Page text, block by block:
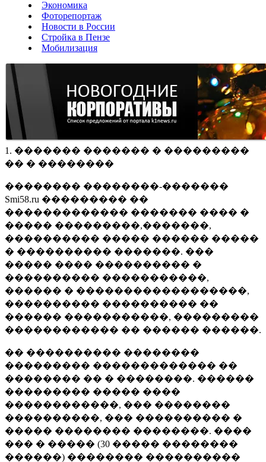
Экономика
Фоторепортаж
Новости в России
Стройка в Пензе
Мобилизация
1. ������� ������� � ���������
�� � ��������
�������� ��������-�������
Smi58.ru ��������� ��
������������� ������� ���� �
����� ���������,�������,
���������� ����� ������ �����
� ���������� �������. ���
����� ���� ���������� �
���������� �����������,
������ � ������������������,
���������� ���������� ��
������ �����������, ���������
������������ �� ������ ������.
�� ���������� ��������
��������� ������������� ��
�������� �� � ��������. ������
��������� ����� ����
������������, ��� ��������
����������, ��� ���������� �
����� �������� ��������. ����
��� � ����� (30 ����� ��������
������) �������� ����������